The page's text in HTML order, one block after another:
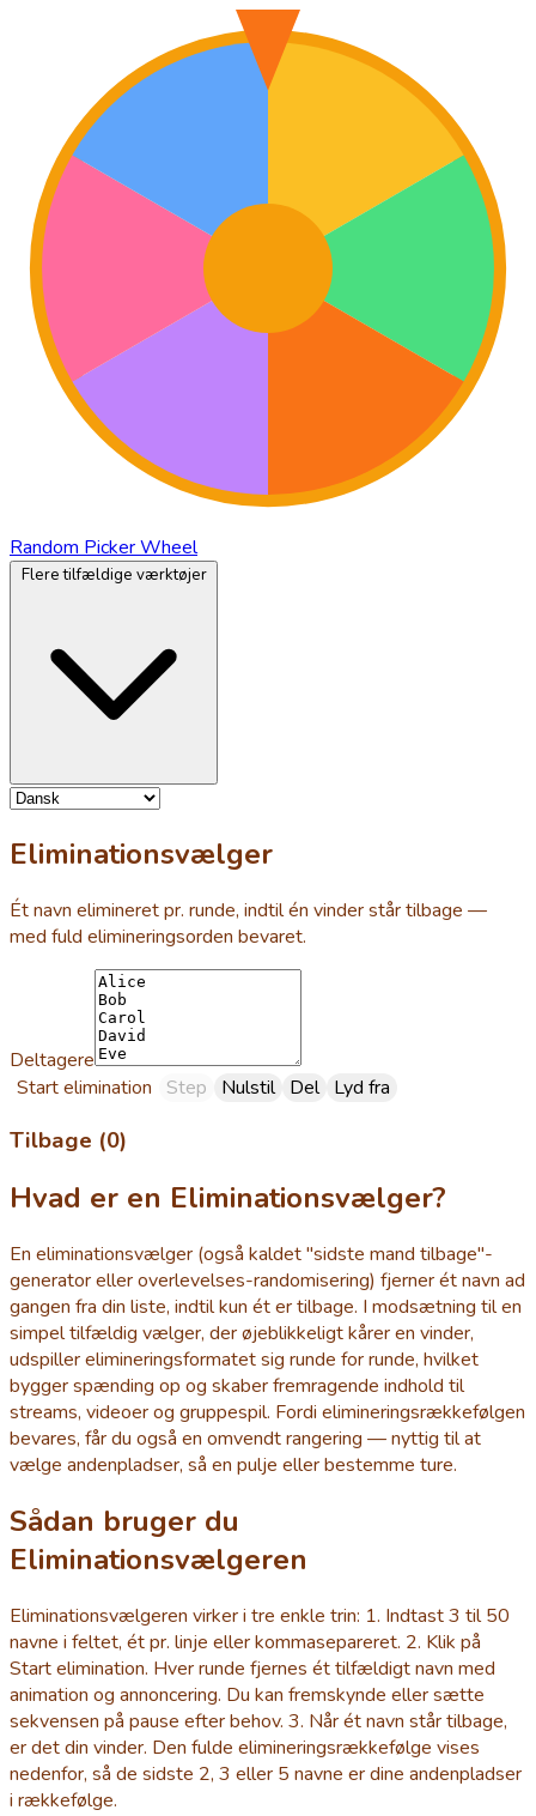
Random Picker Wheel
Flere tilfældige værktøjer
Eliminationsvælger
Ét navn elimineret pr. runde, indtil én vinder står tilbage —
med fuld elimineringsorden bevaret.
Deltagere
Start elimination
Step Nulstil Del Lyd fra
Tilbage (0)
Hvad er en Eliminationsvælger?
En eliminationsvælger (også kaldet "sidste mand tilbage"-
generator eller overlevelses-randomisering) fjerner ét navn ad
gangen fra din liste, indtil kun ét er tilbage. I modsætning til en
simpel tilfældig vælger, der øjeblikkeligt kårer en vinder,
udspiller elimineringsformatet sig runde for runde, hvilket
bygger spænding op og skaber fremragende indhold til
streams, videoer og gruppespil. Fordi elimineringsrækkefølgen
bevares, får du også en omvendt rangering — nyttig til at
vælge andenpladser, så en pulje eller bestemme ture.
Sådan bruger du
Eliminationsvælgeren
Eliminationsvælgeren virker i tre enkle trin: 1. Indtast 3 til 50
navne i feltet, ét pr. linje eller kommasepareret. 2. Klik på
Start elimination. Hver runde fjernes ét tilfældigt navn med
animation og annoncering. Du kan fremskynde eller sætte
sekvensen på pause efter behov. 3. Når ét navn står tilbage,
er det din vinder. Den fulde elimineringsrækkefølge vises
nedenfor, så de sidste 2, 3 eller 5 navne er dine andenpladser
i rækkefølge.